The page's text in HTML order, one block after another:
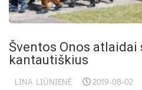
Šventos Onos atlaidai
kantautiškius
LINA LIŪNIENĖ 2019-08-02